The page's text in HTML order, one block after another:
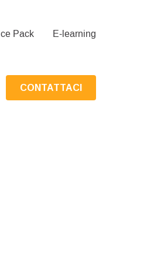
Pack E-learning
CONTATTACI